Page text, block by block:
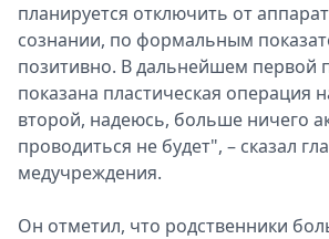
планируется отключить от
сознании, по формальным
позитивно. В дальнейшем первой
показана пластическая операция
второй, надеюсь, больше ничего
проводиться не будет", – сказал
медучреждения.
Он отметил, что родственники